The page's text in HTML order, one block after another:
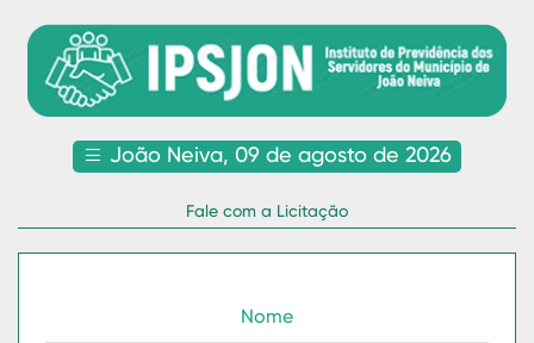
João Neiva, 09 de agosto de 2026
Fale com a Licitação
Nome